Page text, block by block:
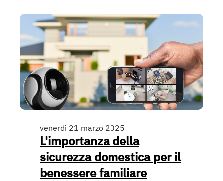
venerdì 21 marzo 2025
L'importanza della
sicurezza domestica per il
benessere familiare